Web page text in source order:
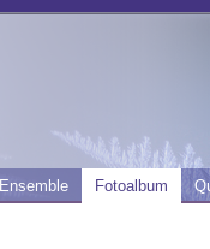
Ensemble Fotoalbum